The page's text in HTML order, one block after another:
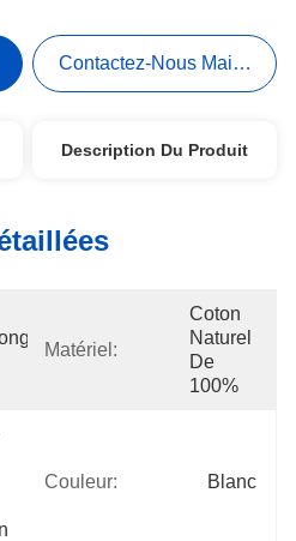
Contactez-Nous Maintenant
Description Du Produit
Matériel:
Coton
Naturel
De
100%
Couleur: Blanc